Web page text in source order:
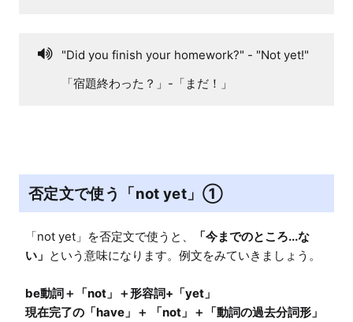
"Did you finish your homework?" - "Not yet!"
「宿題終わった？」-「まだ！」
否定文で使う「not yet」①
「not yet」を否定文で使うと、
「今までのところ...な
い」
be動詞＋「not」＋形容詞+「yet」
現在完了の「have」＋ 「not」＋「動詞の過去分詞形」